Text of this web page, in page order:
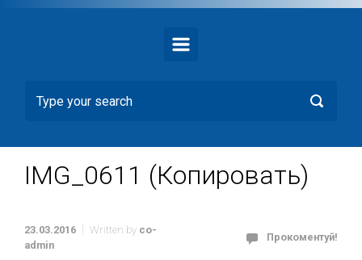
IMG_0611 (Копировать)
23.03.2016 Written by co-
admin
Прокоментуй!